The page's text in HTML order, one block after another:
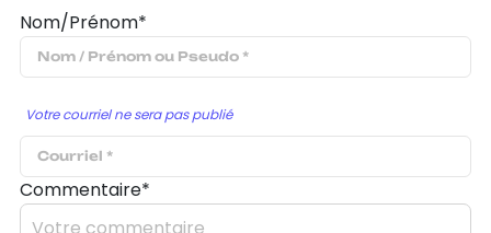
Nom/Prénom*
Votre courriel ne sera pas publié
Commentaire*